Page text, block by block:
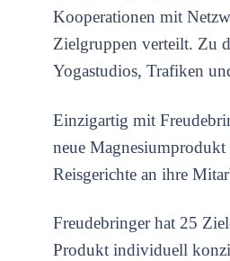
Kooperationen mit
Zielgruppen verteilt. Zu
Yogastudios, Trafiken
Einzigartig mit
neue
Reisgerichte an ihre
Freudebringer hat 25
Produkt individuell